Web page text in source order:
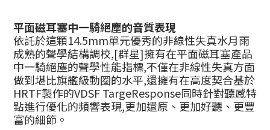
平面磁耳塞中一騎絕塵的音質表現
依託於這顆14.5mm單元優秀的非線性失真水月雨
成熟的聲學結構調校,[群星]擁有在平面磁耳塞產品
中一騎絕塵的聲學性能指標,不僅在非線性失真方面
做到堪比旗艦級動圈的水平,還擁有在高度契合基於
HRTF製作的VDSF TargeResponse同時針對聽感特
點進行優化的頻響表現,更加還原、更加好聽、更豐
富的細節。